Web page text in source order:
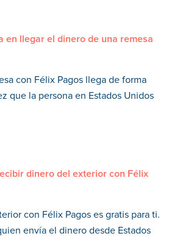
en llegar el dinero de una remesa
con Félix Pagos llega de forma
que la persona en Estados Unidos
dinero del exterior con Félix
con Félix Pagos es gratis para ti.
envía el dinero desde Estados